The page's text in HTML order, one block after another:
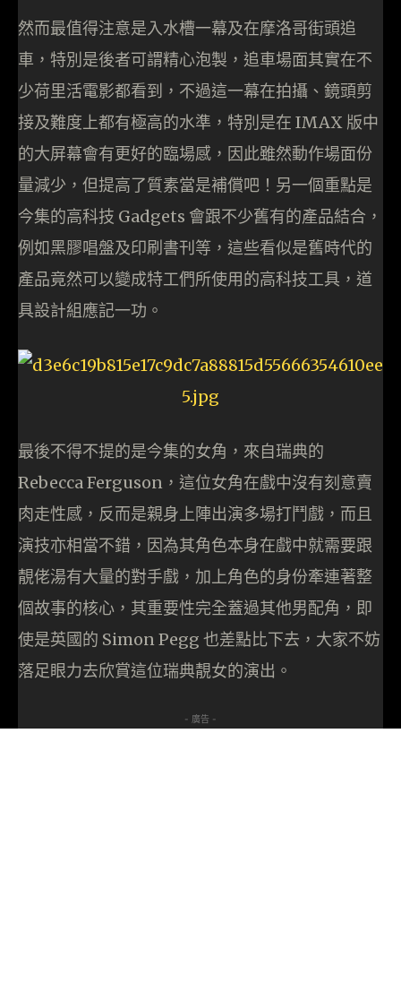
然而最值得注意是入水槽一幕及在摩洛哥街頭追
車，特別是後者可謂精心泡製，追車場面其實在不
少荷里活電影都看到，不過這一幕在拍攝、鏡頭剪
接及難度上都有極高的水準，特別是在 IMAX 版中
的大屏幕會有更好的臨場感，因此雖然動作場面份
量減少，但提高了質素當是補償吧！另一個重點是
今集的高科技 Gadgets 會跟不少舊有的產品結合，
例如黑膠唱盤及印刷書刊等，這些看似是舊時代的
產品竟然可以變成特工們所使用的高科技工具，道
具設計組應記一功。
最後不得不提的是今集的女角，來自瑞典的
Rebecca Ferguson，這位女角在戲中沒有刻意賣
肉走性感，反而是親身上陣出演多場打鬥戲，而且
演技亦相當不錯，因為其角色本身在戲中就需要跟
靚佬湯有大量的對手戲，加上角色的身份牽連著整
個故事的核心，其重要性完全蓋過其他男配角，即
使是英國的 Simon Pegg 也差點比下去，大家不妨
落足眼力去欣賞這位瑞典靚女的演出。
- 廣告 -